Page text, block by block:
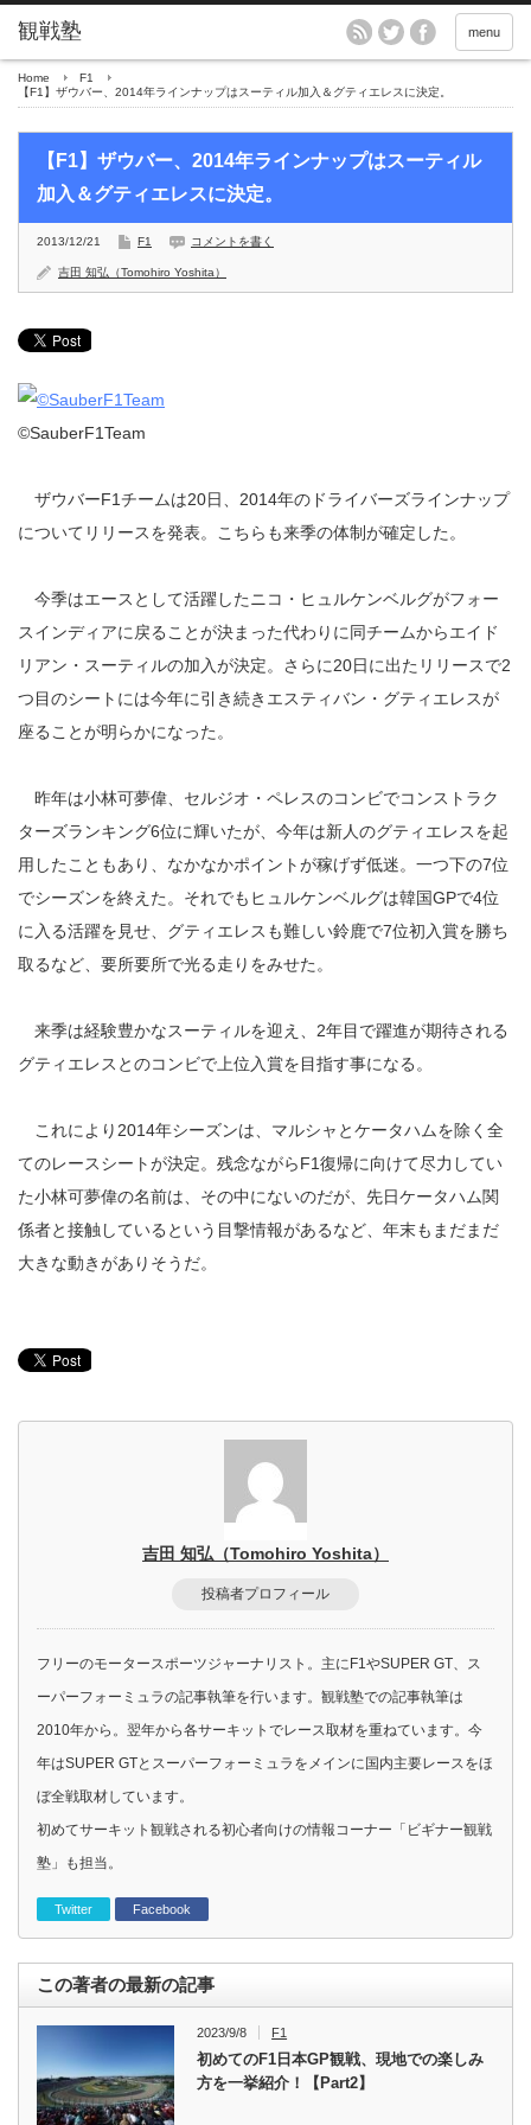
menu
Home
F1
【F1】ザウバー、2014年ラインナップはスーティル加入＆グティエレスに決定。
【F1】ザウバー、2014年ラインナップはスーティル
加入＆グティエレスに決定。
2013/12/21 F1 コメントを書く
吉田 知弘（Tomohiro Yoshita）
©SauberF1Team
ザウバーF1チームは20日、2014年のドライバーズラインナップ
についてリリースを発表。こちらも来季の体制が確定した。
今季はエースとして活躍したニコ・ヒュルケンベルグがフォー
スインディアに戻ることが決まった代わりに同チームからエイド
リアン・スーティルの加入が決定。さらに20日に出たリリースで2
つ目のシートには今年に引き続きエスティバン・グティエレスが
座ることが明らかになった。
昨年は小林可夢偉、セルジオ・ペレスのコンビでコンストラク
ターズランキング6位に輝いたが、今年は新人のグティエレスを起
用したこともあり、なかなかポイントが稼げず低迷。一つ下の7位
でシーズンを終えた。それでもヒュルケンベルグは韓国GPで4位
に入る活躍を見せ、グティエレスも難しい鈴鹿で7位初入賞を勝ち
取るなど、要所要所で光る走りをみせた。
来季は経験豊かなスーティルを迎え、2年目で躍進が期待される
グティエレスとのコンビで上位入賞を目指す事になる。
これにより2014年シーズンは、マルシャとケータハムを除く全
てのレースシートが決定。残念ながらF1復帰に向けて尽力してい
た小林可夢偉の名前は、その中にないのだが、先日ケータハム関
係者と接触しているという目撃情報があるなど、年末もまだまだ
大きな動きがありそうだ。
吉田 知弘（Tomohiro Yoshita）
投稿者プロフィール
フリーのモータースポーツジャーナリスト。主にF1やSUPER GT、ス
ーパーフォーミュラの記事執筆を行います。観戦塾での記事執筆は
2010年から。翌年から各サーキットでレース取材を重ねています。今
年はSUPER GTとスーパーフォーミュラをメインに国内主要レースをほ
ぼ全戦取材しています。
初めてサーキット観戦される初心者向けの情報コーナー「ビギナー観戦
塾」も担当。
Twitter Facebook
この著者の最新の記事
2023/9/8 F1
初めてのF1日本GP観戦、現地での楽しみ
方を一挙紹介！【Part2】